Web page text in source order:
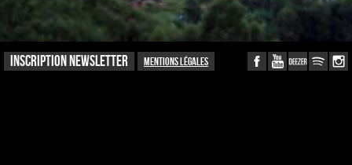
INSCRIPTION NEWSLETTER Mentions légales